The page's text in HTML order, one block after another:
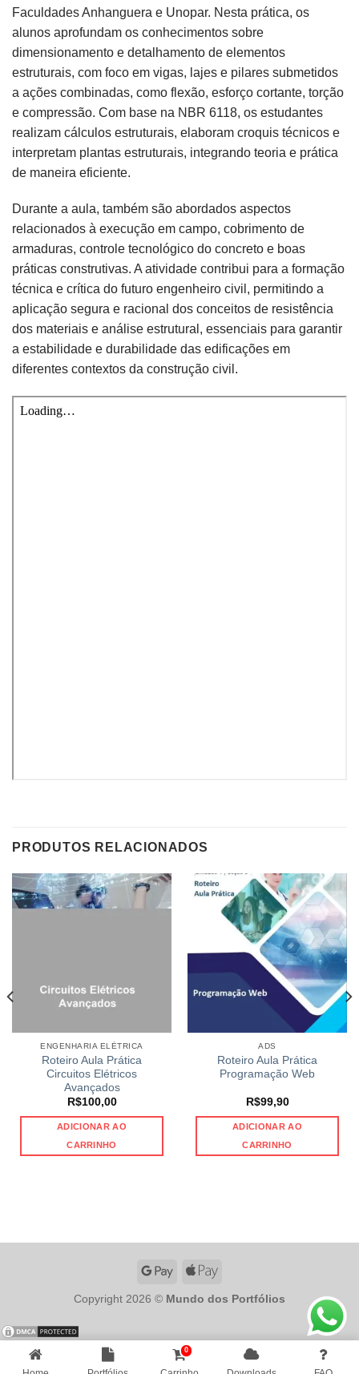
Faculdades Anhanguera e Unopar. Nesta prática, os
alunos aprofundam os conhecimentos sobre
dimensionamento e detalhamento de elementos
estruturais, com foco em vigas, lajes e pilares submetidos
a ações combinadas, como flexão, esforço cortante, torção
e compressão. Com base na NBR 6118, os estudantes
realizam cálculos estruturais, elaboram croquis técnicos e
interpretam plantas estruturais, integrando teoria e prática
de maneira eficiente.
Durante a aula, também são abordados aspectos
relacionados à execução em campo, cobrimento de
armaduras, controle tecnológico do concreto e boas
práticas construtivas. A atividade contribui para a formação
técnica e crítica do futuro engenheiro civil, permitindo a
aplicação segura e racional dos conceitos de resistência
dos materiais e análise estrutural, essenciais para garantir
a estabilidade e durabilidade das edificações em
diferentes contextos da construção civil.
PRODUTOS RELACIONADOS
ENGENHARIA ELÉTRICA
Roteiro Aula Prática
Circuitos Elétricos
Avançados
R$100,00
ADICIONAR AO
CARRINHO
ADS
Roteiro Aula Prática
Programação Web
R$99,90
ADICIONAR AO
CARRINHO
Copyright 2026 © Mundo dos Portfólios
0